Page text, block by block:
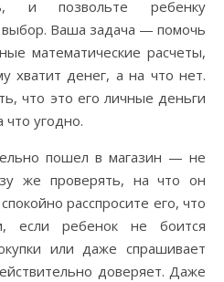
и позвольте ребенку
выбор. Ваша задача — помочь
математические расчеты,
хватит денег, а на что нет.
что это его личные деньги
угодно.
пошел в магазин — не
же проверять, на что он
расспросите его, что
если ребенок не боится
или даже спрашивает
доверяет. Даже